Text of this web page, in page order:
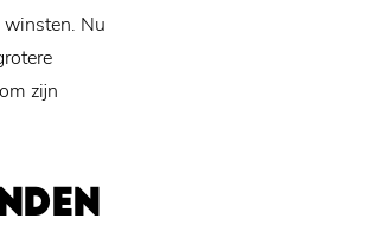
winsten. Nu
zijn